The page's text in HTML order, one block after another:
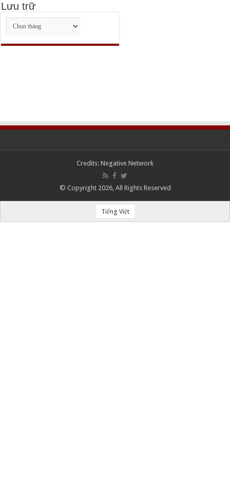
Lưu trữ
Lưu
trữ
Credits: Negative Network
© Copyright 2026, All Rights Reserved
Tiếng Việt